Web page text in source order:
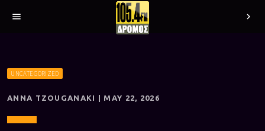
menu chevron_right
UNCATEGORIZED
ANNA TZOUGANAKI | MAY 22, 2026